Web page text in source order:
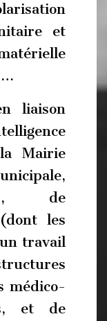
et
…
liaison
Mairie
de
les
travail
médico-
et de